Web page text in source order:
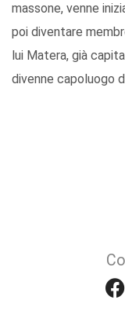
massone, venne
poi diventare
lui Matera, già
divenne capoluogo